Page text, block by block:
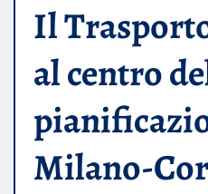
Il
al centro
Milano-